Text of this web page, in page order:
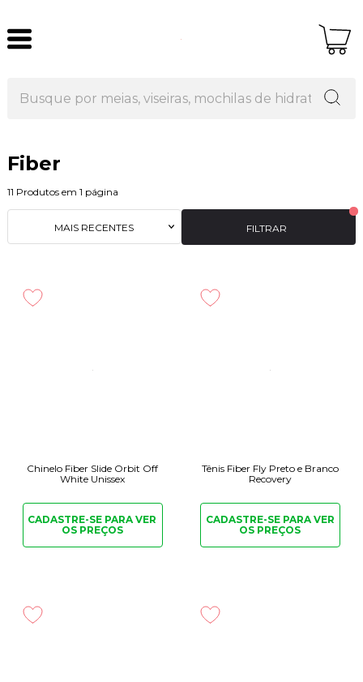
Fiber
11 Produtos em 1 página
FILTRAR
MAIS RECENTES
Chinelo Fiber Slide Orbit Off
White Unissex
CADASTRE-SE PARAVER
OS PREÇOS
Tênis Fiber Fly Preto e Branco
Recovery
CADASTRE-SE PARAVER
OS PREÇOS